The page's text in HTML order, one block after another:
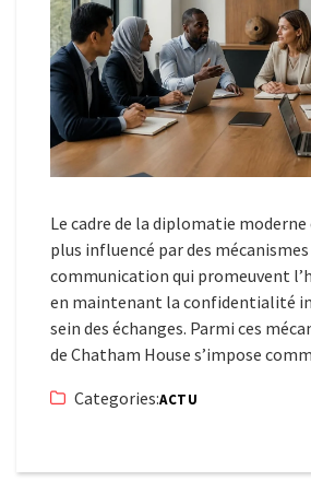
Le cadre de la diplomatie moderne
plus influencé par des mécanismes
communication qui promeuvent
en maintenant la confidentialité
sein des échanges. Parmi ces
de Chatham House s’impose
Categories:ACTU